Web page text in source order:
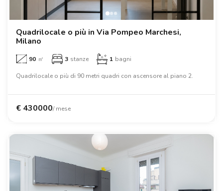
Loft
Loft
Loft
Loft
Loft
Loft
Loft
Roma
Loft
Napoli
Loft
Catania
Loft
Padova
Loft
Quadrilocale o più in Via Pompeo Marchesi,
Milano
90 ㎡ 3 stanze 1 bagni
Quadrilocale o più di 90 metri quadri con ascensore al piano 2.
€ 430000/ mese